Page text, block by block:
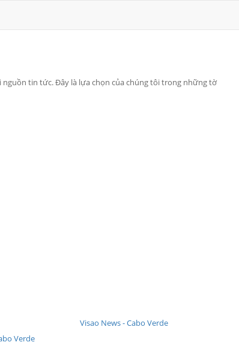
nguồn tin tức. Đây là lựa chọn của chúng tôi trong những tờ
Verde
Visao News - Cabo Verde